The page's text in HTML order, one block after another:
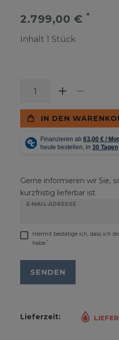
2.799,00 € *
Inhalt 1 Stück
IN DEN
Gerne informieren wir Sie,
kurzfristig lieferbar ist.
E-MAIL-ADRESSE
Hiermit bestätige ich, dass ich
habe.*
SENDEN
Lieferzeit: